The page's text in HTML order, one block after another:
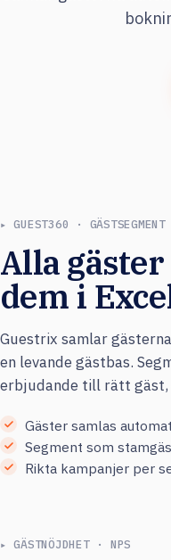
▸ GUEST360 · GÄSTSEGMENT
Alla
dem i
Guestrix samlar
en levande gästbas.
erbjudande till rätt gäst,
Gäster samlas
Segment som
Rikta kampanjer per
▸ GÄSTNÖJDHET · NPS